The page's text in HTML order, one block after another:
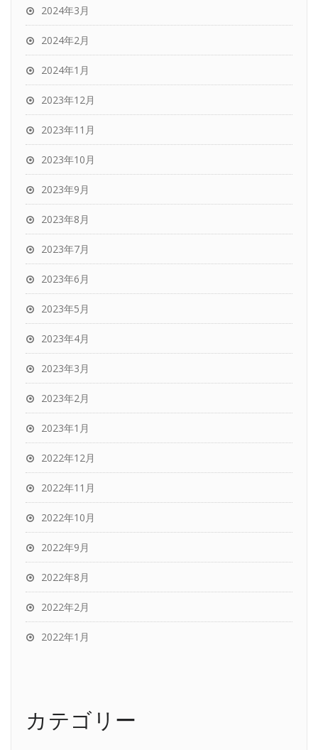
2024年3月
2024年2月
2024年1月
2023年12月
2023年11月
2023年10月
2023年9月
2023年8月
2023年7月
2023年6月
2023年5月
2023年4月
2023年3月
2023年2月
2023年1月
2022年12月
2022年11月
2022年10月
2022年9月
2022年8月
2022年2月
2022年1月
カテゴリー